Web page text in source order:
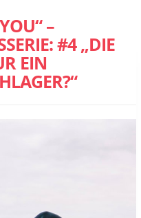
–
#4 „DIE
EIN